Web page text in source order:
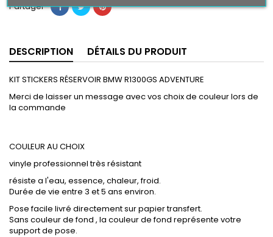
Partager
DESCRIPTION DÉTAILS DU PRODUIT
KIT STICKERS RÉSERVOIR BMW R1300GS ADVENTURE
Merci de laisser un message avec vos choix de couleur lors de
la commande
COULEUR AU CHOIX
vinyle professionnel très résistant
résiste a l'eau, essence, chaleur, froid.
Durée de vie entre 3 et 5 ans environ.
Pose facile livré directement sur papier transfert.
Sans couleur de fond , la couleur de fond représente votre
support de pose.